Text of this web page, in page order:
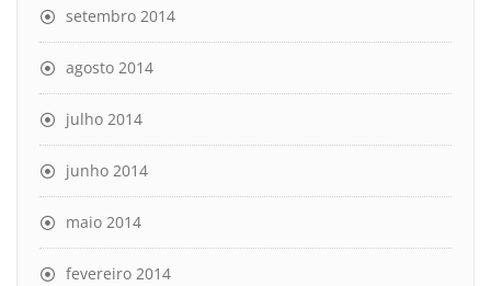
setembro 2014
agosto 2014
julho 2014
junho 2014
maio 2014
fevereiro 2014